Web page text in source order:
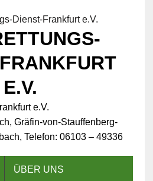
E.V.
e.V.
Gräfin-von-Stauffenberg-
Telefon: 06103 – 49336
ÜBER UNS